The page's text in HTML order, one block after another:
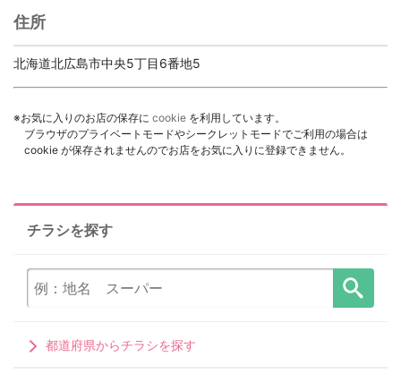
住所
北海道北広島市中央5丁目6番地5
※お気に入りのお店の保存に cookie を利用しています。
ブラウザのプライベートモードやシークレットモードでご利用の場合は
cookie が保存されませんのでお店をお気に入りに登録できません。
チラシを探す
都道府県からチラシを探す